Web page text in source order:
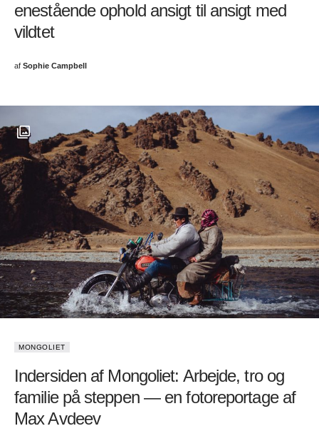
enestående ophold ansigt til ansigt med
vildtet
af Sophie Campbell
MONGOLIET
Indersiden af Mongoliet: Arbejde, tro og
familie på steppen — en fotoreportage af
Max Avdeev